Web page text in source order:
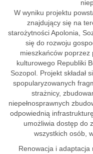
W wyniku projektu
znajdujący się na
starożytności Apolonia,
się do rozwoju
mieszkańców poprzez
kulturowego Republiki
Sozopol. Projekt składał
spopularyzowanych
strażnicy,
niepełnosprawnych
odpowiednią
umożliwia dostęp do
wszystkich osób,
Renowacja i